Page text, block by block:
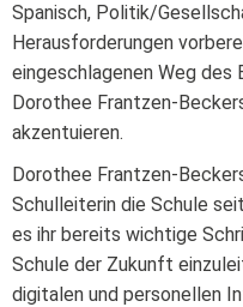
Spanisch, Politik/
Herausforderungen
eingeschlagenen Weg des
Dorothee Frantzen-
akzentuieren.
Dorothee Frantzen-
Schulleiterin die Schule
es ihr bereits wichtige
Schule der Zukunft
digitalen und personellen